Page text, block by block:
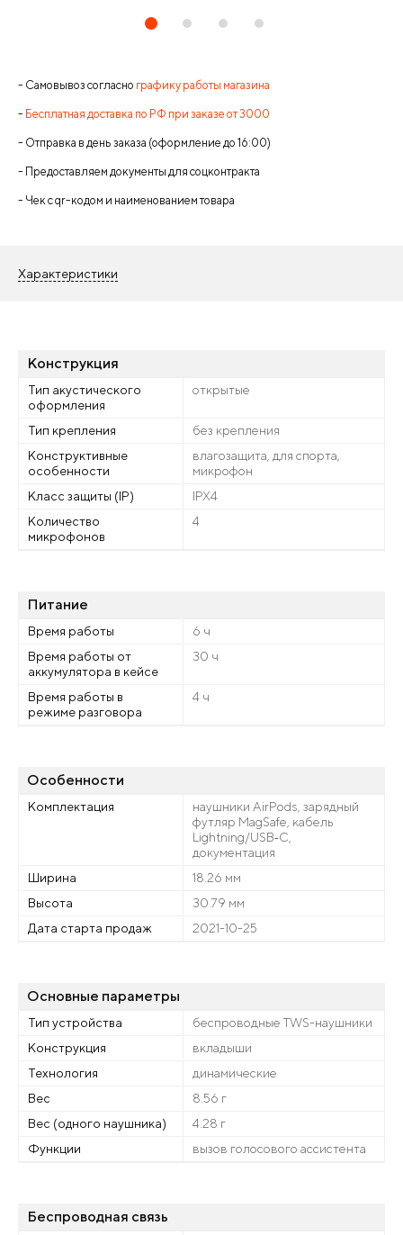
- Самовывоз согласно графику работы магазина
- Бесплатная доставка по РФ при заказе от 3000
- Отправка в день заказа (оформление до 16:00)
- Предоставляем документы для соцконтракта
- Чек с qr-кодом и наименованием товара
Характеристики
Конструкция
Тип акустического
оформления
открытые
Тип крепления
без крепления
Конструктивные
особенности
влагозащита, для спорта,
микрофон
Класс защиты (IP)
IPX4
Количество
микрофонов
4
Питание
Время работы
6 ч
Время работы от
аккумулятора в кейсе
30 ч
Время работы в
режиме разговора
4 ч
Особенности
Комплектация
наушники AirPods, зарядный
футляр MagSafe, кабель
Lightning/USB‑С,
документация
Ширина
18.26 мм
Высота
30.79 мм
Дата старта продаж
2021-10-25
Основные параметры
Тип устройства
беспроводные TWS-наушники
Конструкция
вкладыши
Технология
динамические
Вес
8.56 г
Вес (одного наушника)
4.28 г
Функции
вызов голосового ассистента
Беспроводная связь